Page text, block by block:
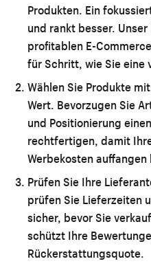
Produkten. Ein
und rankt besser.
profitablen E-
für Schritt, wie Sie eine
Wählen Sie Produkte
Wert. Bevorzugen Sie
und Positionierung
rechtfertigen, damit
Werbekosten auffangen
Prüfen Sie Ihre
prüfen Sie Lieferzeiten
sicher, bevor Sie
schützt Ihre
Rückerstattungsquote.